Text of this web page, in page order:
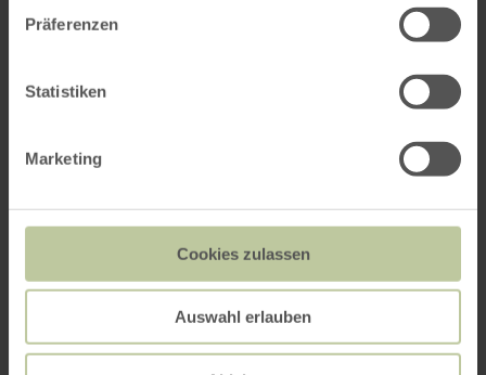
Präferenzen
Statistiken
Marketing
Cookies zulassen
Auswahl erlauben